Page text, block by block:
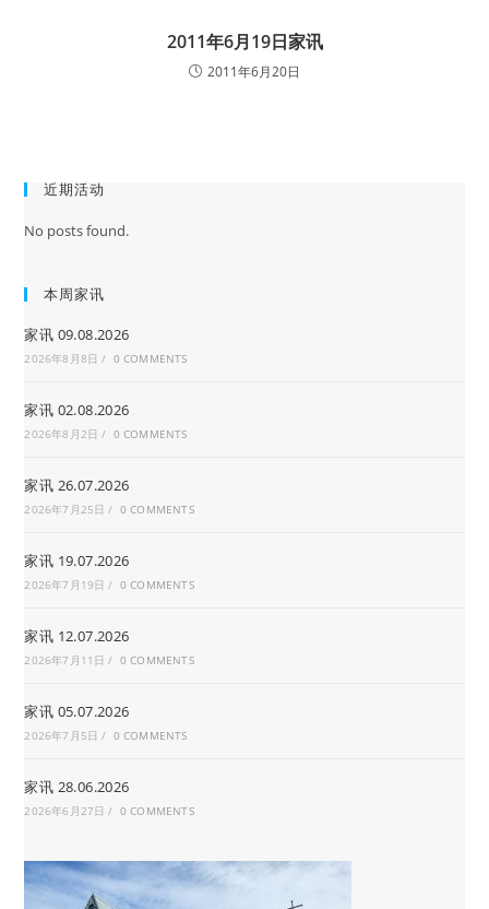
2011年6月19日家讯
2011年6月20日
近期活动
No posts found.
本周家讯
家讯 09.08.2026
2026年8月8日 / 0 COMMENTS
家讯 02.08.2026
2026年8月2日 / 0 COMMENTS
家讯 26.07.2026
2026年7月25日 / 0 COMMENTS
家讯 19.07.2026
2026年7月19日 / 0 COMMENTS
家讯 12.07.2026
2026年7月11日 / 0 COMMENTS
家讯 05.07.2026
2026年7月5日 / 0 COMMENTS
家讯 28.06.2026
2026年6月27日 / 0 COMMENTS